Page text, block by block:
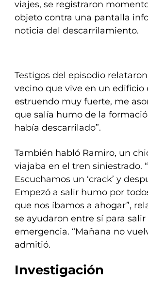
viajes, se registraron
objeto contra una pantalla
noticia del descarrilamiento.
Testigos del episodio
vecino que vive en un edificio
estruendo muy fuerte, me
que salía humo de la
había descarrilado”.
También habló Ramiro, un
viajaba en el tren siniestrado.
Escuchamos un ‘crack’ y
Empezó a salir humo por
que nos íbamos a ahogar”,
se ayudaron entre sí para
emergencia. “Mañana no
admitió.
Investigación